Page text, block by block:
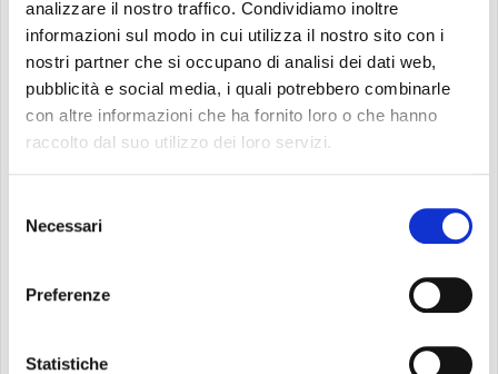
analizzare il nostro traffico. Condividiamo inoltre
informazioni sul modo in cui utilizza il nostro sito con i
nostri partner che si occupano di analisi dei dati web,
pubblicità e social media, i quali potrebbero combinarle
con altre informazioni che ha fornito loro o che hanno
raccolto dal suo utilizzo dei loro servizi.
delNecessari
Preferenze
Statistiche